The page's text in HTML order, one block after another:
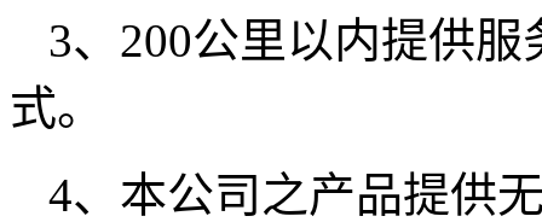
3、200公里以内提供
式。
4、本公司之产品提供